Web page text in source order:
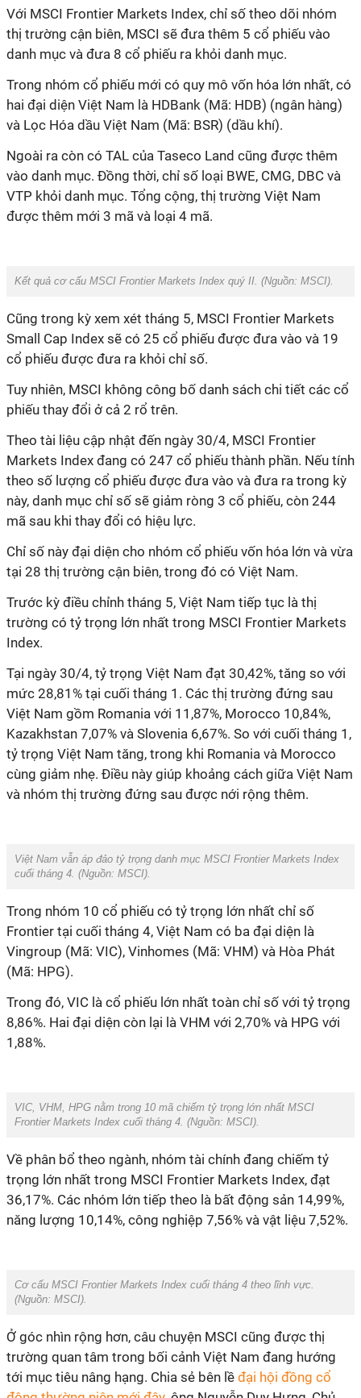
Với MSCI Frontier Markets Index, chỉ số theo dõi nhóm
thị trường cận biên, MSCI sẽ đưa thêm 5 cổ phiếu vào
danh mục và đưa 8 cổ phiếu ra khỏi danh mục.
Trong nhóm cổ phiếu mới có quy mô vốn hóa lớn nhất, có
hai đại diện Việt Nam là HDBank (Mã: HDB) (ngân hàng)
và Lọc Hóa dầu Việt Nam (Mã: BSR) (dầu khí).
Ngoài ra còn có TAL của Taseco Land cũng được thêm
vào danh mục. Đồng thời, chỉ số loại BWE, CMG, DBC và
VTP khỏi danh mục. Tổng cộng, thị trường Việt Nam
được thêm mới 3 mã và loại 4 mã.
Kết quả cơ cấu MSCI Frontier Markets Index quý II. (Nguồn: MSCI).
Cũng trong kỳ xem xét tháng 5, MSCI Frontier Markets
Small Cap Index sẽ có 25 cổ phiếu được đưa vào và 19
cổ phiếu được đưa ra khỏi chỉ số.
Tuy nhiên, MSCI không công bố danh sách chi tiết các cổ
phiếu thay đổi ở cả 2 rổ trên.
Theo tài liệu cập nhật đến ngày 30/4, MSCI Frontier
Markets Index đang có 247 cổ phiếu thành phần. Nếu tính
theo số lượng cổ phiếu được đưa vào và đưa ra trong kỳ
này, danh mục chỉ số sẽ giảm ròng 3 cổ phiếu, còn 244
mã sau khi thay đổi có hiệu lực.
Chỉ số này đại diện cho nhóm cổ phiếu vốn hóa lớn và vừa
tại 28 thị trường cận biên, trong đó có Việt Nam.
Trước kỳ điều chỉnh tháng 5, Việt Nam tiếp tục là thị
trường có tỷ trọng lớn nhất trong MSCI Frontier Markets
Index.
Tại ngày 30/4, tỷ trọng Việt Nam đạt 30,42%, tăng so với
mức 28,81% tại cuối tháng 1. Các thị trường đứng sau
Việt Nam gồm Romania với 11,87%, Morocco 10,84%,
Kazakhstan 7,07% và Slovenia 6,67%. So với cuối tháng 1,
tỷ trọng Việt Nam tăng, trong khi Romania và Morocco
cùng giảm nhẹ. Điều này giúp khoảng cách giữa Việt Nam
và nhóm thị trường đứng sau được nới rộng thêm.
Việt Nam vẫn áp đảo tỷ trọng danh mục MSCI Frontier Markets Index
cuối tháng 4. (Nguồn: MSCI).
Trong nhóm 10 cổ phiếu có tỷ trọng lớn nhất chỉ số
Frontier tại cuối tháng 4, Việt Nam có ba đại diện là
Vingroup (Mã: VIC), Vinhomes (Mã: VHM) và Hòa Phát
(Mã: HPG).
Trong đó, VIC là cổ phiếu lớn nhất toàn chỉ số với tỷ trọng
8,86%. Hai đại diện còn lại là VHM với 2,70% và HPG với
1,88%.
VIC, VHM, HPG nằm trong 10 mã chiếm tỷ trọng lớn nhất MSCI
Frontier Markets Index cuối tháng 4. (Nguồn: MSCI).
Về phân bổ theo ngành, nhóm tài chính đang chiếm tỷ
trọng lớn nhất trong MSCI Frontier Markets Index, đạt
36,17%. Các nhóm lớn tiếp theo là bất động sản 14,99%,
năng lượng 10,14%, công nghiệp 7,56% và vật liệu 7,52%.
Cơ cấu MSCI Frontier Markets Index cuối tháng 4 theo lĩnh vực.
(Nguồn: MSCI).
Ở góc nhìn rộng hơn, câu chuyện MSCI cũng được thị
trường quan tâm trong bối cảnh Việt Nam đang hướng
tới mục tiêu nâng hạng. Chia sẻ bên lề đại hội đồng cổ